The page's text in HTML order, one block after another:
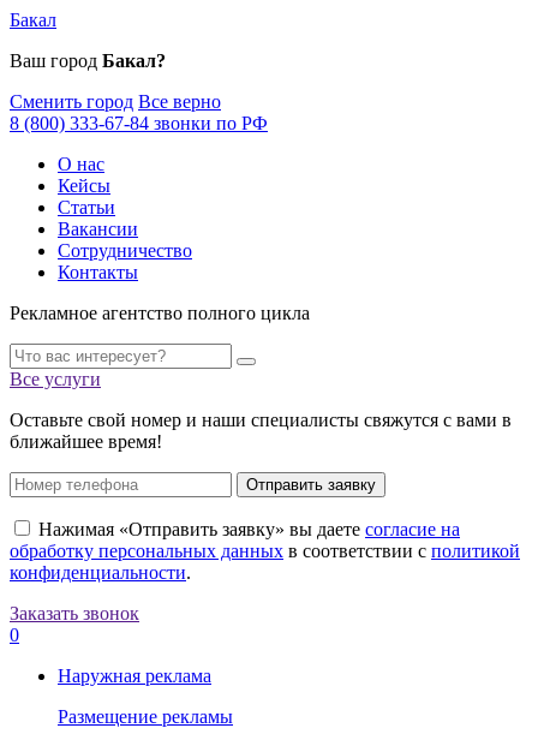
Бакал
Ваш город Бакал?
Сменить город Все верно
8 (800) 333-67-84 звонки по РФ
О нас
Кейсы
Статьи
Вакансии
Сотрудничество
Контакты
Рекламное агентство полного цикла
Все услуги
Оставьте свой номер и наши специалисты свяжутся с вами в
ближайшее время!
Отправить заявку
Нажимая «Отправить заявку» вы даете согласие на
обработку персональных данных в соответствии с политикой
конфиденциальности.
Заказать звонок
0
Наружная реклама
Размещение рекламы